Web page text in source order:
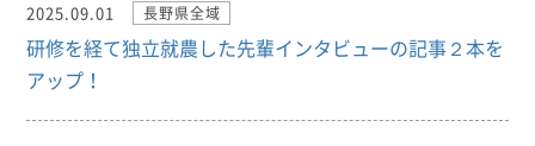
2025.09.01 長野県全域
研修を経て独立就農した先輩インタビューの記事２本を
アップ！